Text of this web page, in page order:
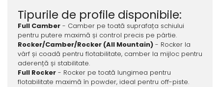
Tipurile de profile disponibile:
Full Camber- Camber pe toată suprafața schiului
pentru putere maximă și control precis pe pârtie.
Rocker/Camber/Rocker (All Mountain)- Rocker la
vârf și coadă pentru flotabilitate, camber la mijloc pentru
aderență și stabilitate.
Full Rocker- Rocker pe toată lungimea pentru
flotabilitate maximă în powder, ideal pentru off-piste.